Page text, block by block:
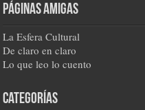
Páginas amigas
La Esfera Cultural
De claro en claro
Lo que leo lo cuento
Categorías